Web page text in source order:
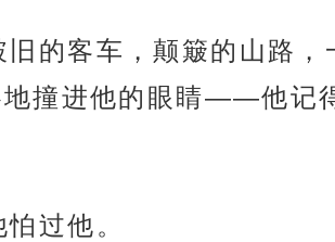
旧的客车，颠簸的山路
撞进他的眼睛——他记
怕过他。